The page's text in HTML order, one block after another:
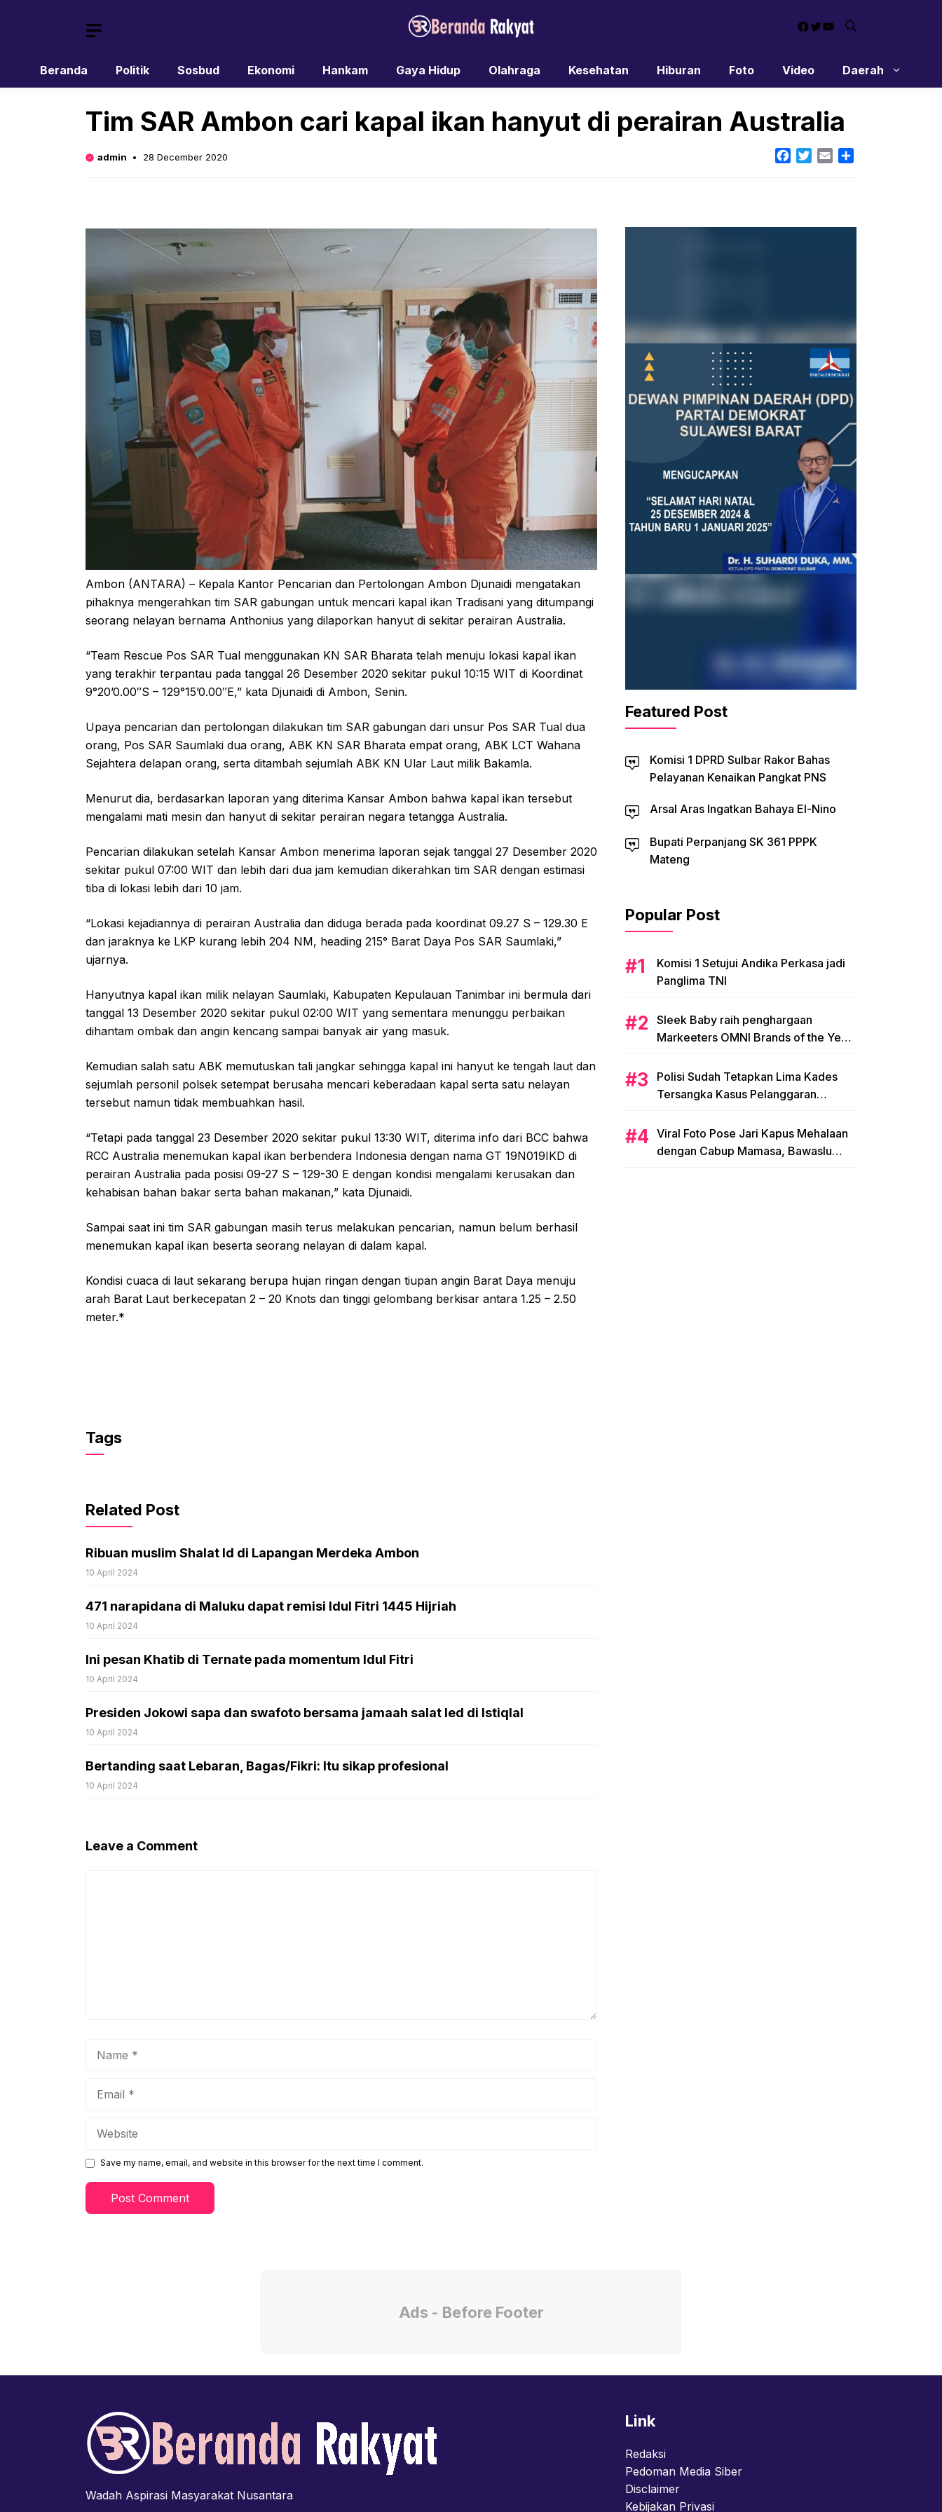
Facebook
Twitter
YouTube
Beranda Politik Sosbud Ekonomi Hankam Gaya Hidup Olahraga Kesehatan Hiburan Foto Video Daerah
Tim SAR Ambon cari kapal ikan hanyut di perairan Australia
admin 28 December 2020 Facebook
TwitterEmail
Ambon (ANTARA) – Kepala Kantor Pencarian dan Pertolongan Ambon Djunaidi mengatakan
pihaknya mengerahkan tim SAR gabungan untuk mencari kapal ikan Tradisani yang ditumpangi
seorang nelayan bernama Anthonius yang dilaporkan hanyut di sekitar perairan Australia.
“Team Rescue Pos SAR Tual menggunakan KN SAR Bharata telah menuju lokasi kapal ikan
yang terakhir terpantau pada tanggal 26 Desember 2020 sekitar pukul 10:15 WIT di Koordinat
9°20’0.00″S – 129°15’0.00″E,” kata Djunaidi di Ambon, Senin.
Upaya pencarian dan pertolongan dilakukan tim SAR gabungan dari unsur Pos SAR Tual dua
orang, Pos SAR Saumlaki dua orang, ABK KN SAR Bharata empat orang, ABK LCT Wahana
Sejahtera delapan orang, serta ditambah sejumlah ABK KN Ular Laut milik Bakamla.
Menurut dia, berdasarkan laporan yang diterima Kansar Ambon bahwa kapal ikan tersebut
mengalami mati mesin dan hanyut di sekitar perairan negara tetangga Australia.
Pencarian dilakukan setelah Kansar Ambon menerima laporan sejak tanggal 27 Desember 2020
sekitar pukul 07:00 WIT dan lebih dari dua jam kemudian dikerahkan tim SAR dengan estimasi
tiba di lokasi lebih dari 10 jam.
“Lokasi kejadiannya di perairan Australia dan diduga berada pada koordinat 09.27 S – 129.30 E
dan jaraknya ke LKP kurang lebih 204 NM, heading 215° Barat Daya Pos SAR Saumlaki,”
ujarnya.
Hanyutnya kapal ikan milik nelayan Saumlaki, Kabupaten Kepulauan Tanimbar ini bermula dari
tanggal 13 Desember 2020 sekitar pukul 02:00 WIT yang sementara menunggu perbaikan
dihantam ombak dan angin kencang sampai banyak air yang masuk.
Kemudian salah satu ABK memutuskan tali jangkar sehingga kapal ini hanyut ke tengah laut dan
sejumlah personil polsek setempat berusaha mencari keberadaan kapal serta satu nelayan
tersebut namun tidak membuahkan hasil.
“Tetapi pada tanggal 23 Desember 2020 sekitar pukul 13:30 WIT, diterima info dari BCC bahwa
RCC Australia menemukan kapal ikan berbendera Indonesia dengan nama GT 19N019IKD di
perairan Australia pada posisi 09-27 S – 129-30 E dengan kondisi mengalami kerusakan dan
kehabisan bahan bakar serta bahan makanan,” kata Djunaidi.
Sampai saat ini tim SAR gabungan masih terus melakukan pencarian, namun belum berhasil
menemukan kapal ikan beserta seorang nelayan di dalam kapal.
Kondisi cuaca di laut sekarang berupa hujan ringan dengan tiupan angin Barat Daya menuju
arah Barat Laut berkecepatan 2 – 20 Knots dan tinggi gelombang berkisar antara 1.25 – 2.50
meter.*
Tags
Related Post
Ribuan muslim Shalat Id di Lapangan Merdeka Ambon
10 April 2024
471 narapidana di Maluku dapat remisi Idul Fitri 1445 Hijriah
10 April 2024
Ini pesan Khatib di Ternate pada momentum Idul Fitri
10 April 2024
Presiden Jokowi sapa dan swafoto bersama jamaah salat Ied di Istiqlal
10 April 2024
Bertanding saat Lebaran, Bagas/Fikri: Itu sikap profesional
10 April 2024
Leave a Comment
Save my name, email, and website in this browser for the next time I comment.
Featured Post
Komisi 1 DPRD Sulbar Rakor Bahas
Pelayanan Kenaikan Pangkat PNS
Arsal Aras Ingatkan Bahaya El-Nino
Bupati Perpanjang SK 361 PPPK
Mateng
Popular Post
Komisi 1 Setujui Andika Perkasa jadi
Panglima TNI
Sleek Baby raih penghargaan
Markeeters OMNI Brands of the Year
Polisi Sudah Tetapkan Lima Kades
Tersangka Kasus Pelanggaran
Viral Foto Pose Jari Kapus Mehalaan
dengan Cabup Mamasa, Bawaslu
Ads - Before Footer
Wadah Aspirasi Masyarakat Nusantara
Link
Redaksi
Pedoman Media Siber
Disclaimer
Kebijakan Privasi